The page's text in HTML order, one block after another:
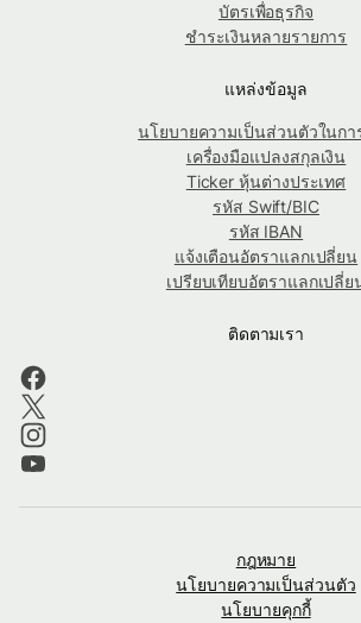
บัตรเพื่อธุรกิจ
ชำระเงินหลายรายการ
แหล่งข้อมูล
นโยบายความเป็นส่วนตัวในกา
เครื่องมือแปลงสกุลเงิน
Ticker หุ้นต่างประเทศ
รหัส Swift/BIC
รหัส IBAN
แจ้งเตือนอัตราแลกเปลี่ยน
เปรียบเทียบอัตราแลกเปลี่ย
ติดตามเรา
กฎหมาย
นโยบายความเป็นส่วนตัว
นโยบายคุกกี้